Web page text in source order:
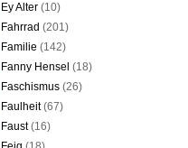
Ey Alter (10)
Fahrrad (201)
Familie (142)
Fanny Hensel (18)
Faschismus (26)
Faulheit(67)
Faust(16)